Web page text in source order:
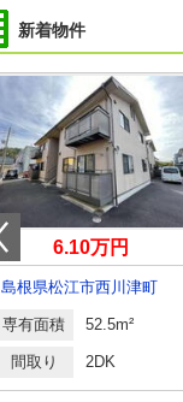
新着物件
6.10万円
島根県松江市西川津町
専有面積 52.5m²
間取り 2DK